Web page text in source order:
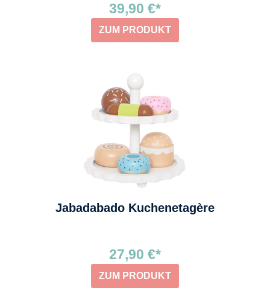
39,90 €*
ZUM PRODUKT
Jabadabado Kuchenetagère
27,90 €*
ZUM PRODUKT